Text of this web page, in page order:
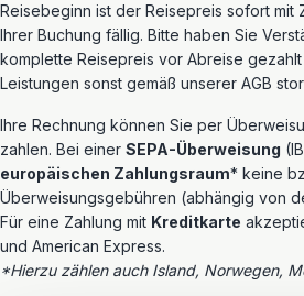
Reisebeginn ist der Reisepreis sofort mit
Ihrer Buchung fällig. Bitte haben Sie
komplette Reisepreis vor Abreise
Leistungen sonst gemäß unserer AGB
Ihre Rechnung können Sie per
zahlen. Bei einer SEPA-Überweisung
europäischen Zahlungsraum* keine
Überweisungsgebühren (abhängig von
Für eine Zahlung mit Kreditkarte
und American Express.
*Hierzu zählen auch Island, Norwegen,